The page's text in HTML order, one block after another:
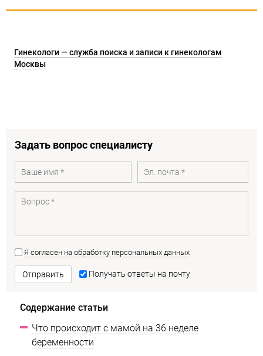
Гинекологи — служба поиска и записи к гинекологам
Москвы
Задать вопрос специалисту
Я согласен на обработку персональных данных
Отправить Получать ответы на почту
Содержание статьи
Что происходит с мамой на 36 неделе
беременности